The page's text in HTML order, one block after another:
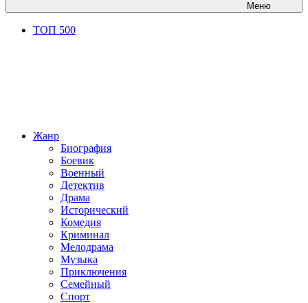
Меню
ТОП 500
Жанр
Биография
Боевик
Военный
Детектив
Драма
Исторический
Комедия
Криминал
Мелодрама
Музыка
Приключения
Семейный
Спорт